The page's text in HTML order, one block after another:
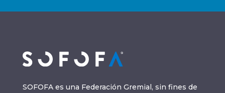
SOFOFA es una Federación Gremial, sin fines de